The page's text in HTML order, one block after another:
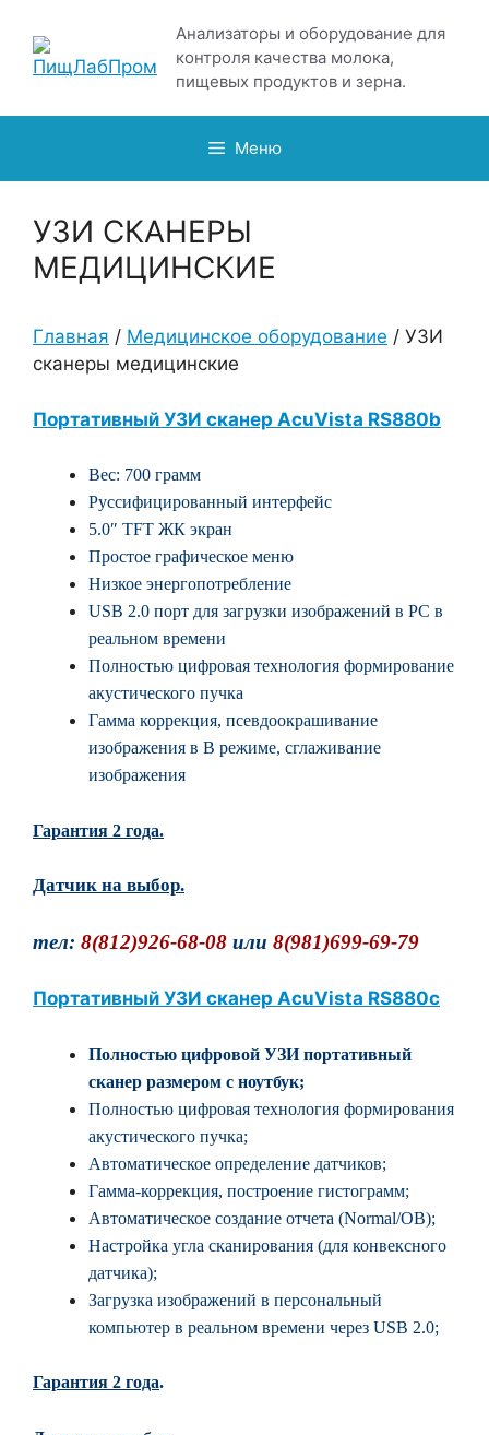
содержимому
Анализаторы и оборудование для
контроля качества молока,
пищевых продуктов и зерна.
Меню
УЗИ СКАНЕРЫ
МЕДИЦИНСКИЕ
Главная / Медицинское оборудование / УЗИ
сканеры медицинские
Портативный УЗИ сканер AcuVista RS880b
Вес: 700 грамм
Руссифицированный интерфейс
5.0″ TFT ЖК экран
Простое графическое меню
Низкое энергопотребление
USB 2.0 порт для загрузки изображений в PC в
реальном времени
Полностью цифровая технология формирование
акустического пучка
Гамма коррекция, псевдоокрашивание
изображения в B режиме, сглаживание
изображения
Гарантия 2 года.
Датчик на выбор.
тел: 8(812)926-68-08 или 8(981)699-69-79
Портативный УЗИ сканер AcuVista RS880c
Полностью цифровой УЗИ портативный
сканер размером с ноутбук;
Полностью цифровая технология формирования
акустического пучка;
Автоматическое определение датчиков;
Гамма-коррекция, построение гистограмм;
Автоматическое создание отчета (Normal/OB);
Настройка угла сканирования (для конвексного
датчика);
Загрузка изображений в персональный
компьютер в реальном времени через USB 2.0;
Гарантия 2 года.